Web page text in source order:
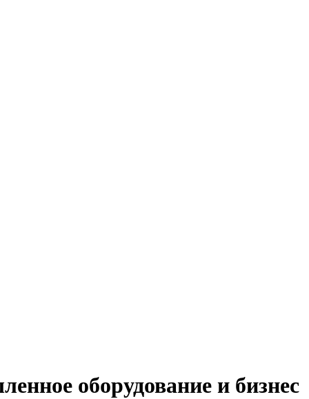
оборудование и бизнес